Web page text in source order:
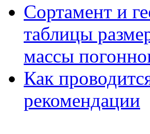
Сортамент и
таблицы
массы
Как
рекомендации